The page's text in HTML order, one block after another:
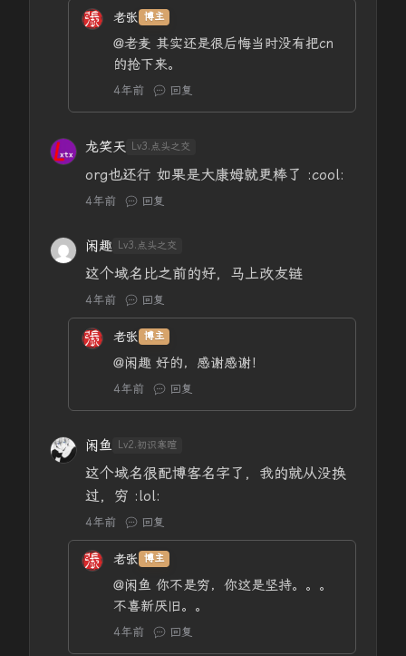
老张 博主
@老麦 其实还是很后悔当时没有把cn
的抢下来。
4年前 回复
龙笑天 Lv3.点头之交
org也还行 如果是大康姆就更棒了 :cool:
4年前 回复
闲趣 Lv3.点头之交
这个域名比之前的好，马上改友链
4年前 回复
老张 博主
@闲趣 好的，感谢感谢！
4年前 回复
闲鱼 Lv2.初识寒暄
这个域名很配博客名字了，我的就从没换
过，穷 :lol:
4年前 回复
老张 博主
@闲鱼 你不是穷，你这是坚持。。。
不喜新厌旧。。
4年前 回复